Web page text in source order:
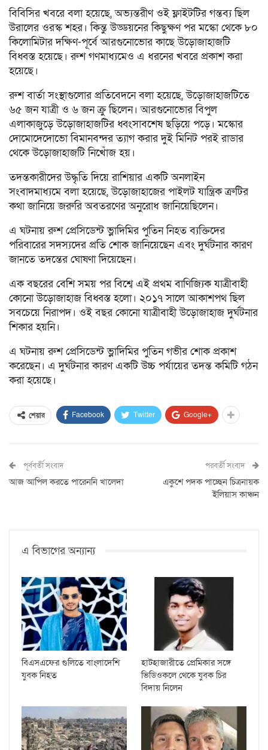
বিবিসির খবরে বলা হয়েছে, অভ্যন্তরীণ ওই ফ্লাইটটির গন্তব্য ছিল
উরালের ওরস্ক শহর। কিন্তু উড্ডয়নের কিছুক্ষণ পর মস্কো থেকে ৮০
কিলোমিটার দক্ষিণ-পূর্বে আরগুনোভোর কাছে উড়োজাহাজটি
বিধ্বস্ত হয়েছে। রুশ গণমাধ্যমেও এ ধরনের খবরে প্রকাশ করা
হয়েছে।
রুশ বার্তা সংস্থাগুলোর প্রতিবেদনে বলা হয়েছে, উড়োজাহাজটিতে
৬৫ জন যাত্রী ও ৬ জন ক্রু ছিলেন। আরগুনোভোর বিপুল
এলাকাজুড়ে উড়োজাহাজটির ধ্বংসাবশেষ ছড়িয়ে পড়ে। মস্কোর
দোমোদেদোভো বিমানবন্দর ত্যাগ করার দুই মিনিট পরই রাডার
থেকে উড়োজাহাজটি নিখোঁজ হয়।
তদন্তকারীদের উদ্ধৃতি দিয়ে রাশিয়ার একটি অনলাইন
সংবাদমাধ্যমে বলা হয়েছে, উড়োজাহাজের পাইলট যান্ত্রিক ত্রুটির
কথা জানিয়ে জরুরি অবতরণের অনুরোধ জানিয়েছিলেন।
এ ঘটনায় রুশ প্রেসিডেন্ট ভ্লাদিমির পুতিন নিহত ব্যক্তিদের
পরিবারের সদস্যদের প্রতি শোক জানিয়েছেন এবং দুর্ঘটনার কারণ
জানতে তদন্তের ঘোষণা দিয়েছেন।
এক বছরের বেশি সময় পর বিশ্বে এই প্রথম বাণিজ্যিক যাত্রীবাহী
কোনো উড়োজাহাজ বিধ্বস্ত হলো। ২০১৭ সালে আকাশপথ ছিল
সবচেয়ে নিরাপদ। ওই বছর কোনো যাত্রীবাহী উড়োজাহাজ দুর্ঘটনার
শিকার হয়নি।
এ ঘটনায় রুশ প্রেসিডেন্ট ভ্লাদিমির পুতিন গভীর শোক প্রকাশ
করেছেন। এ দুর্ঘটনার কারণ একটি উচ্চ পর্যায়ের তদন্ত কমিটি গঠন
করা হয়েছে।
শেয়ার Facebook Twitter Google+
পূর্ববর্তী সংবাদ
আজ আপিল করতে পারেননি খালেদা
পরবর্তী সংবাদ
একুশে পদক পাচ্ছেন চিত্রনায়ক
ইলিয়াস কাঞ্চন
এ বিভাগের অন্যান্য
বিএসএফের গুলিতে বাংলাদেশি
যুবক নিহত
হাটহাজারীতে প্রেমিকার সঙ্গে
ভিডিওকলে থেকে যুবক চির
বিদায় নিলেন